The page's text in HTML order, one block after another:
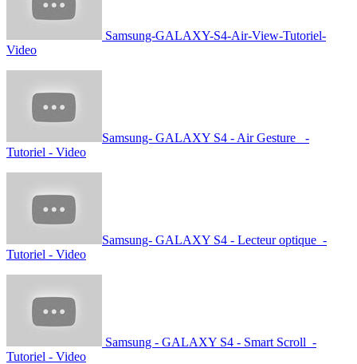
Samsung-GALAXY-S4-Air-View-Tutoriel-
Video
Samsung- GALAXY S4 - Air Gesture -
Tutoriel - Video
Samsung- GALAXY S4 - Lecteur optique -
Tutoriel - Video
Samsung - GALAXY S4 - Smart Scroll -
Tutoriel - Video